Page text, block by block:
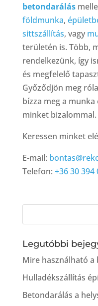
betondarálás
földmunka,
sittszállítás, vagy
területén is. Több,
rendelkezünk, így
és megfelelő
Győződjön meg
bízza meg a munka
minket bizalommal.
Keressen minket
E-mail:
Telefon: +36 30 394
Legutóbbi
Mire használható a
Hulladékszállítás
Betondarálás a